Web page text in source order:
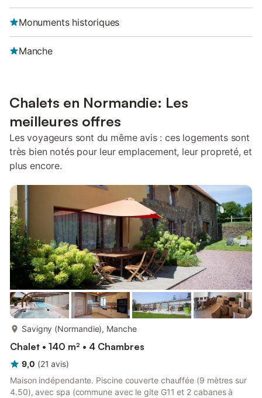
Monuments historiques
Manche
Chalets en Normandie: Les
meilleures offres
Les voyageurs sont du même avis : ces logements sont
très bien notés pour leur emplacement, leur propreté, et
plus encore.
Savigny (Normandie), Manche
Chalet • 140 m² • 4 Chambres
9,0 (21 avis)
Maison indépendante. Piscine couverte chauffée (9 mètres sur
4.50), avec spa (commune avec le gite G11 et 2 cabanes à